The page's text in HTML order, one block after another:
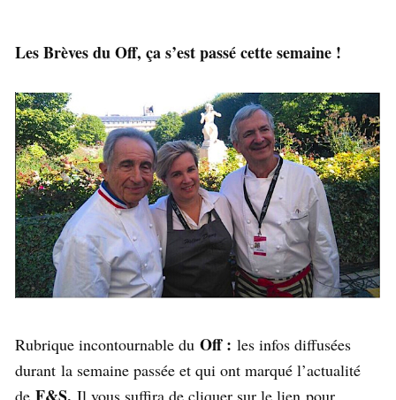
Les Brèves du Off, ça s’est passé cette semaine !
Rubrique incontournable du Off : les infos diffusées
durant la semaine passée et qui ont marqué l’actualité
de
Il vous suffira de cliquer sur le lien pour